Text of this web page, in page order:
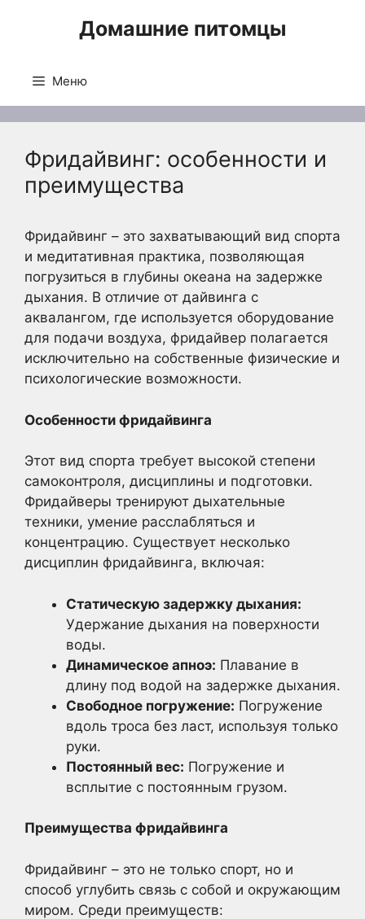
Домашние питомцы
Меню
Фридайвинг: особенности и
преимущества
Фридайвинг – это захватывающий вид спорта
и медитативная практика, позволяющая
погрузиться в глубины океана на задержке
дыхания. В отличие от дайвинга с
аквалангом, где используется оборудование
для подачи воздуха, фридайвер полагается
исключительно на собственные физические и
психологические возможности.
Особенности фридайвинга
Этот вид спорта требует высокой степени
самоконтроля, дисциплины и подготовки.
Фридайверы тренируют дыхательные
техники, умение расслабляться и
концентрацию. Существует несколько
дисциплин фридайвинга, включая:
Статическую задержку дыхания:
Удержание дыхания на поверхности
воды.
Динамическое апноэ: Плавание в
длину под водой на задержке дыхания.
Свободное погружение: Погружение
вдоль троса без ласт, используя только
руки.
Постоянный вес: Погружение и
всплытие с постоянным грузом.
Преимущества фридайвинга
Фридайвинг – это не только спорт, но и
способ углубить связь с собой и окружающим
миром. Среди преимуществ: